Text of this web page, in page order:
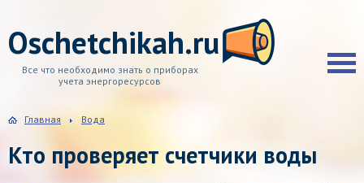
Oschetchikah.ru
Все что необходимо знать о приборах
учета энергоресурсов
Главная Вода
Кто проверяет счетчики воды